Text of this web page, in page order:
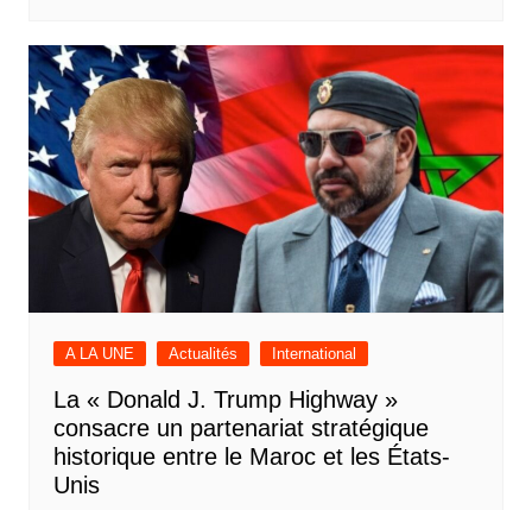
A LA UNE Actualités International
La « Donald J. Trump Highway »
consacre un partenariat stratégique
historique entre le Maroc et les États-
Unis